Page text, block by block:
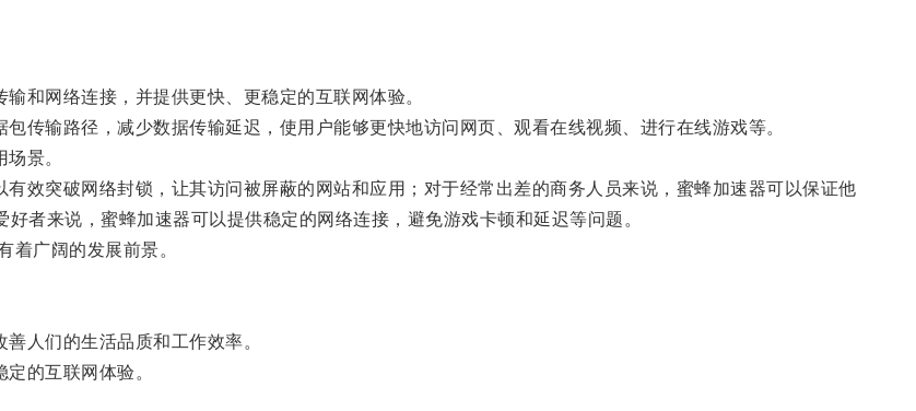
网络连接，并提供更快、更稳定的互联网体验。
输路径，减少数据传输延迟，使用户能够更快地访问网页、观看在线视频、进行在线游戏等。
景。
突破网络封锁，让其访问被屏蔽的网站和应用；对于经常出差的商务人员来说，蜜蜂加速器可以保证他
者来说，蜜蜂加速器可以提供稳定的网络连接，避免游戏卡顿和延迟等问题。
广阔的发展前景。
人们的生活品质和工作效率。
的互联网体验。